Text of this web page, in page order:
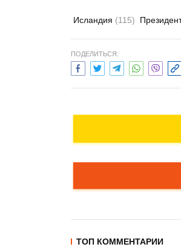
Исландия (115)
ПОДЕЛИТЬСЯ:
ТОП КОММЕНТАРИИ